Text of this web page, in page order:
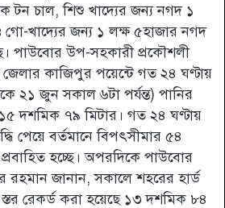
টন চাল, শিশু খাদ্যের জন্য নগদ ১
গো-খাদ্যের জন্য ১ লক্ষ ৫হাজার নগদ
পাউবোর উপ-সহকারী প্রকৌশলী
কাজিপুর পয়েন্টে গত ২৪ ঘণ্টায়
২১ জুন সকাল ৬টা পর্যন্ত) পানির
১৫ দশমিক ৭৯ মিটার। গত ২৪ ঘণ্টায়
পেয়ে বর্তমানে বিপৎসীমার ৫৪
প্রবাহিত হচ্ছে। অপরদিকে পাউবোর
রহমান জানান, সকালে শহরের হার্ড
রেকর্ড করা হয়েছে ১৩ দশমিক ৮৪